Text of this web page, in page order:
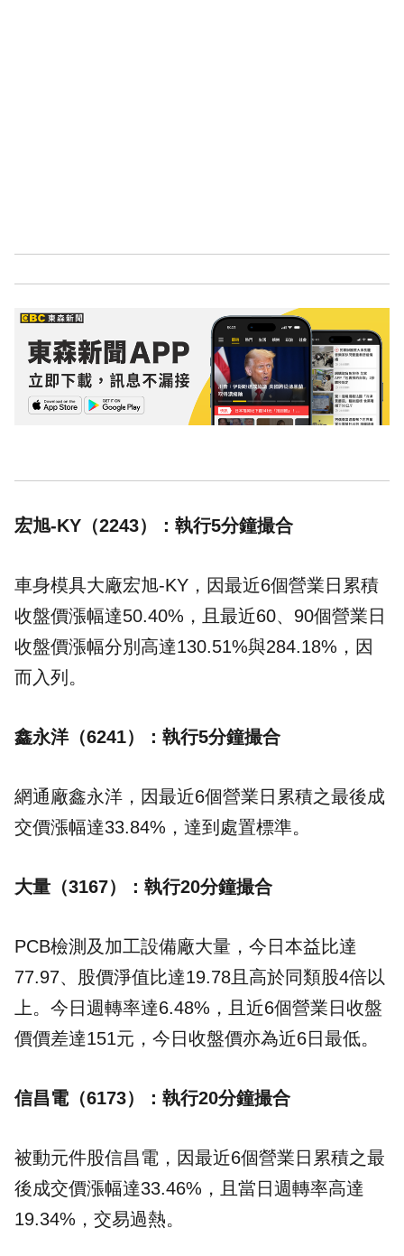
宏旭-KY（2243）：執行5分鐘撮合
車身模具大廠宏旭-KY，因最近6個營業日累積
收盤價漲幅達50.40%，且最近60、90個營業日
收盤價漲幅分別高達130.51%與284.18%，因
而入列。
鑫永洋（6241）：執行5分鐘撮合
網通廠鑫永洋，因最近6個營業日累積之最後成
交價漲幅達33.84%，達到處置標準。
大量（3167）：執行20分鐘撮合
PCB檢測及加工設備廠大量，今日本益比達
77.97、股價淨值比達19.78且高於同類股4倍以
上。今日週轉率達6.48%，且近6個營業日收盤
價價差達151元，今日收盤價亦為近6日最低。
信昌電（6173）：執行20分鐘撮合
被動元件股信昌電，因最近6個營業日累積之最
後成交價漲幅達33.46%，且當日週轉率高達
19.34%，交易過熱。